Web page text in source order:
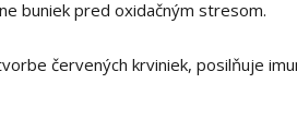
buniek pred oxidačným stresom.
červených krviniek, posilňuje